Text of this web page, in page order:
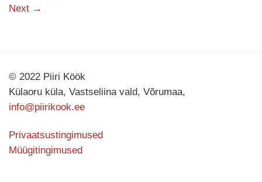
Next →
© 2022 Piiri Köök
Külaoru küla, Vastseliina vald, Võrumaa,
info@piirikook.ee
Privaatsustingimused
Müügitingimused